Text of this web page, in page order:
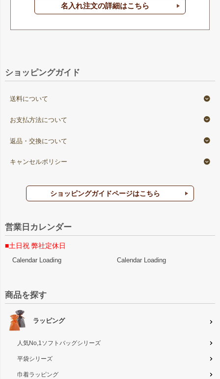
名入れ注文の詳細はこちら
ショッピングガイド
送料について
お支払方法について
返品・交換について
キャンセルポリシー
ショッピングガイドページはこちら
営業日カレンダー
■土日祝 弊社定休日
Calendar Loading Calendar Loading
商品を探す
ラッピング
人気No,1ソフトバッグシリーズ
平袋シリーズ
巾着ラッピング